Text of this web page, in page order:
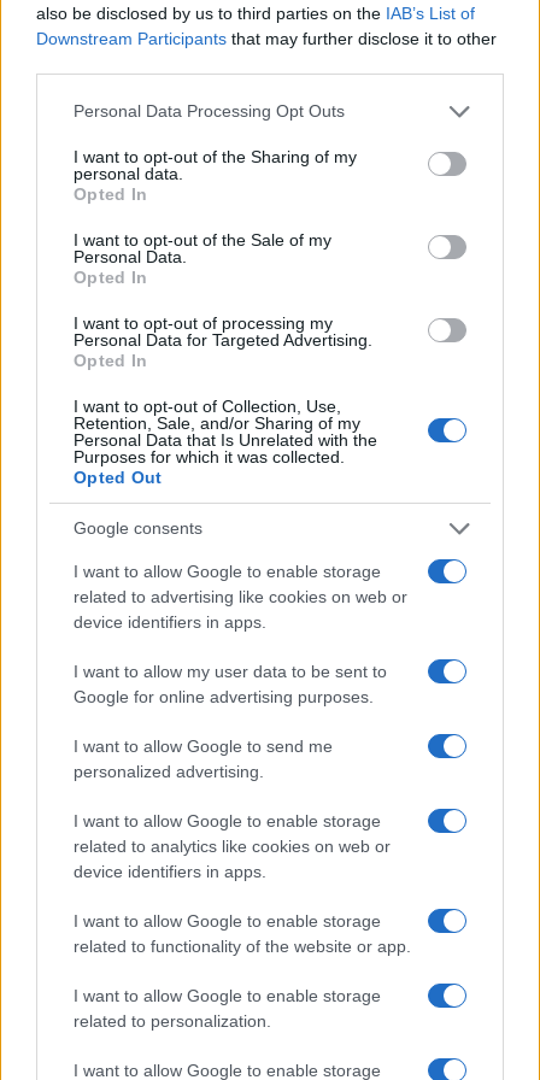
also be disclosed by us to third parties on the IAB’s List of
Downstream Participants that may further disclose it to other
Please note that this website/app uses one or more Google
not limited to your visit or usage behaviour. You may click to
grant or deny consent to Google and its third-party tags to
use your data for below specified purposes in below Google
consent section.
Personal Data Processing Opt Outs
I want to opt-out of the Sharing of my
personal data.
Opted In
I want to opt-out of the Sale of my
Personal Data.
Opted In
I want to opt-out of processing my
Personal Data for Targeted Advertising.
Opted In
I want to opt-out of Collection, Use,
Retention, Sale, and/or Sharing of my
Personal Data that Is Unrelated with the
Purposes for which it was collected.
Opted Out
Google consents
I want to allow Google to enable storage
related to advertising like cookies on web or
device identifiers in apps.
I want to allow my user data to be sent to
Google for online advertising purposes.
I want to allow Google to send me
personalized advertising.
I want to allow Google to enable storage
related to analytics like cookies on web or
device identifiers in apps.
I want to allow Google to enable storage
related to functionality of the website or app.
I want to allow Google to enable storage
related to personalization.
I want to allow Google to enable storage
Continua a leggere
FINANZA
investire
Francesca Spadaro · 9 Ago 2026